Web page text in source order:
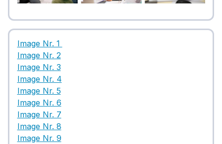
Image Nr. 1
Image Nr. 2
Image Nr. 3
Image Nr. 4
Image Nr. 5
Image Nr. 6
Image Nr. 7
Image Nr. 8
Image Nr. 9